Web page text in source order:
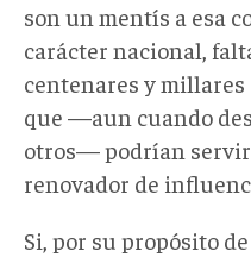
son un mentís a esa
carácter nacional,
centenares y
que —aun cuando
otros— podrían
renovador de
Si, por su propósito